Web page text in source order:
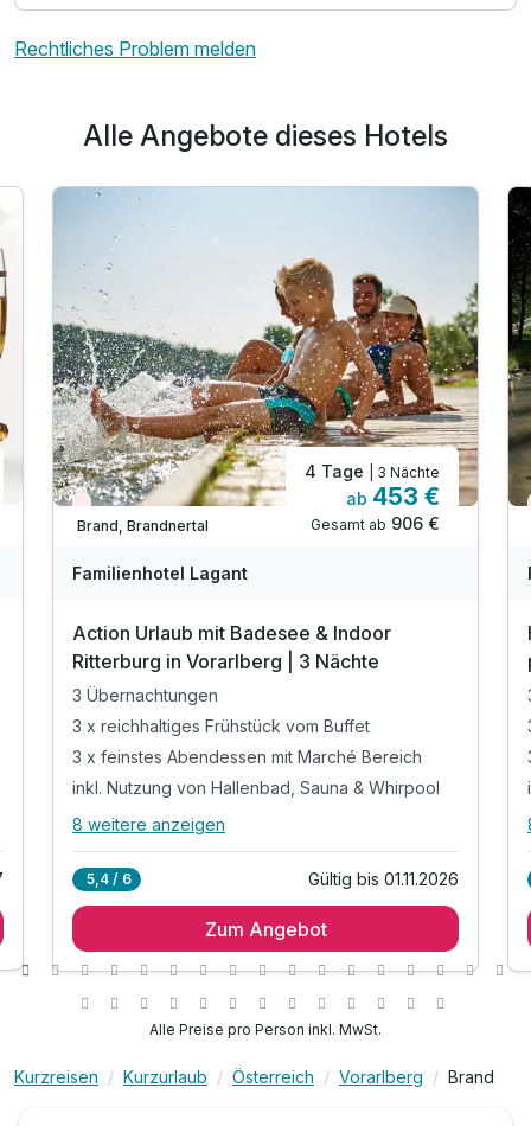
Rechtliches Problem melden
Alle Angebote dieses Hotels
Wieder frei ab September
Brand, Brandnertal
4 Tage | 3 Nächte
ab 453 €
Gesamt ab 906 €
Familienhotel Lagant
Action Urlaub mit Badesee & Indoor
Ritterburg in Vorarlberg | 3 Nächte
3 Übernachtungen
3 x reichhaltiges Frühstück vom Buffet
3 x feinstes Abendessen mit Marché Bereich
inkl. Nutzung von Hallenbad, Sauna & Whirpool
Alle Inklusivleistungen
3 x reichhaltiges Frühstück vom Buffet
3 x feinstes Abendessen mit Marché Bereich
inkl. 600m² Indoor-Aktivbereich mit Ritterburg
inkl. professionelle Kinderbetreuung - 56
8 weitere anzeigen
5,4 / 6 Gültig bis 01.11.2026
Zum Angebot
Alle Preise pro Person inkl. MwSt.
Kurzreisen Kurzurlaub Österreich Vorarlberg Brand